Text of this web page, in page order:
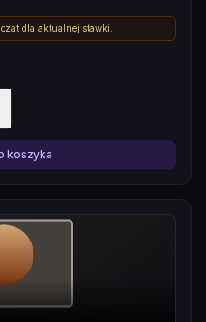
dla aktualnej stawki.
koszyka